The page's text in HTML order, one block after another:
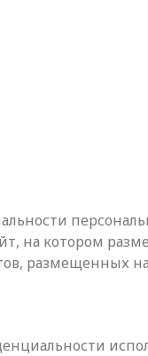
на котором
размещенных